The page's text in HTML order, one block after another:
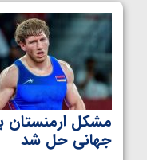
مشکل ارمنستان
جهانی حل شد